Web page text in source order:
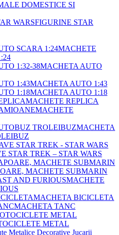
DOMESTICE SI
FIGURINE STAR
MACHETE
MACHETA AUTO
MACHETA AUTO 1:43
MACHETA AUTO 1:18
MACHETE REPLICA
MACHETE
MACHETA
STAR TREK – STAR WARS
MACHETE SUBMARIN
MACHETE
MACHETA BICICLETA
MACHETA TANC
METAL